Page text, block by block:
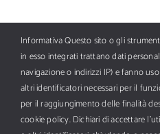
Tutti i diritti riservati Copyright ©
Informativa Questo sito o gli
in esso integrati trattano dati
navigazione o indirizzi IP) e fanno
altri identificatori necessari per il
per il raggiungimento delle finalità
cookie policy. Dichiari di accettare